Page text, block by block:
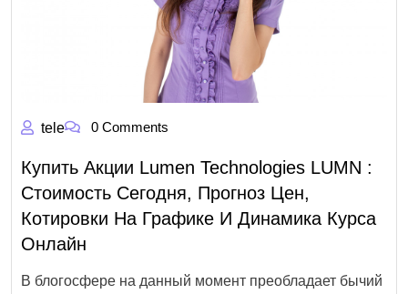
tele 0 Comments
Купить Акции Lumen Technologies LUMN :
Стоимость Сегодня, Прогноз Цен,
Котировки На Графике И Динамика Курса
Онлайн
В блогосфере на данный момент преобладает бычий